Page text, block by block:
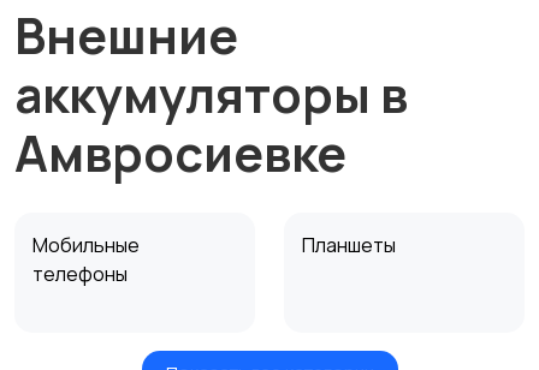
Внешние
аккумуляторы в
Амвросиевке
Мобильные
телефоны
Планшеты